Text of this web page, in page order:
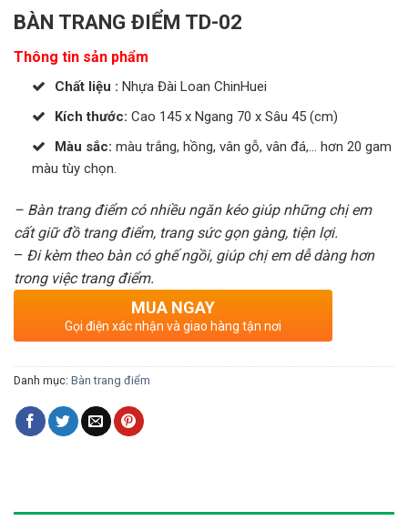
BÀN TRANG ĐIỂM TD-02
Thông tin sản phẩm
Chất liệu : Nhựa Đài Loan ChinHuei
Kích thước: Cao 145 x Ngang 70 x Sâu 45 (cm)
Màu sắc: màu trắng, hồng, vân gỗ, vân đá,… hơn 20 gam
màu tùy chọn.
– Bàn trang điểm có nhiều ngăn kéo giúp những chị em
cất giữ đồ trang điểm, trang sức gọn gàng, tiện lợi.
– Đi kèm theo bàn có ghế ngồi, giúp chị em dễ dàng hơn
trong việc trang điểm.
MUA NGAY
Gọi điện xác nhận và giao hàng tận nơi
Danh mục: Bàn trang điểm